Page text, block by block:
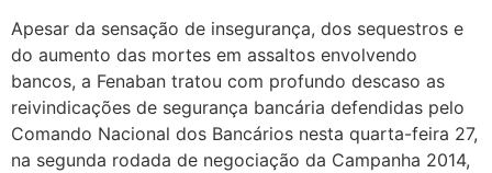
Apesar da sensação de insegurança, dos sequestros e
do aumento das mortes em assaltos envolvendo
bancos, a Fenaban tratou com profundo descaso as
reivindicações de segurança bancária defendidas pelo
Comando Nacional dos Bancários nesta quarta-feira 27,
na segunda rodada de negociação da Campanha 2014,